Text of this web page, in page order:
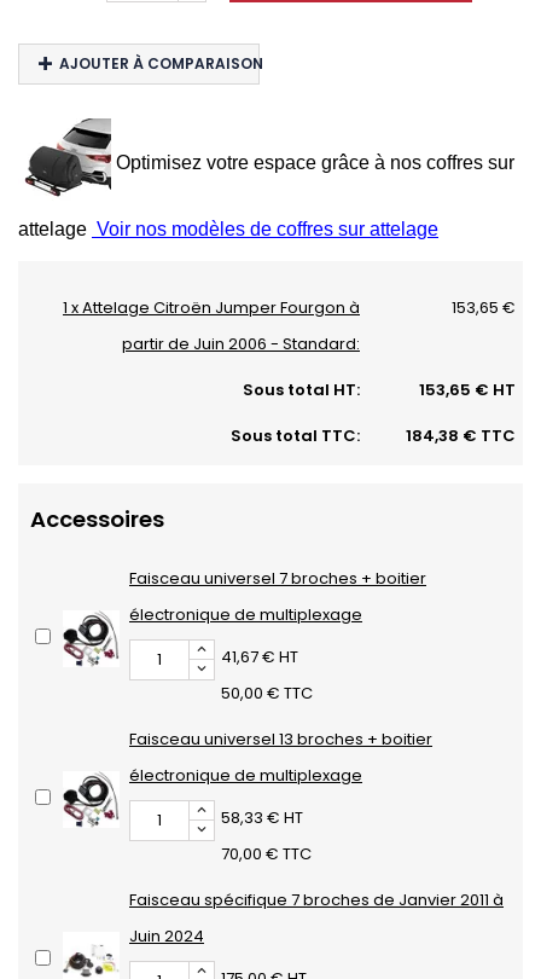
AJOUTER À COMPARAISON
Optimisez votre espace grâce à nos coffres sur
attelage Voir nos modèles de coffres sur attelage
1 x Attelage Citroën Jumper Fourgon à
partir de Juin 2006 - Standard:
153,65 €
Sous total HT:
153,65 € HT
Sous total TTC:
184,38 € TTC
Accessoires
Faisceau universel 7 broches + boitier
électronique de multiplexage
41,67 € HT
50,00 € TTC
Faisceau universel 13 broches + boitier
électronique de multiplexage
58,33 € HT
70,00 € TTC
Faisceau spécifique 7 broches de Janvier 2011 à
Juin 2024